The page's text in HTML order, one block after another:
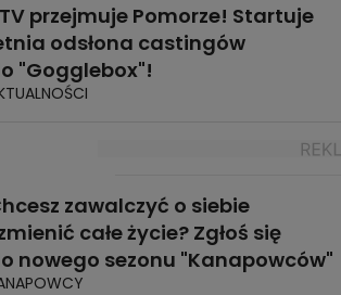
przejmuje Pomorze! Startuje
odsłona castingów
"Gogglebox"!
zawalczyć o siebie
całe życie? Zgłoś się
nowego sezonu "Kanapowców"